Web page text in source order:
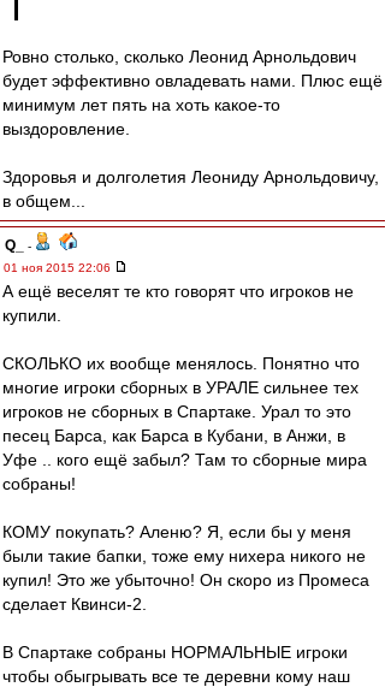
Ровно столько, сколько Леонид Арнольдович
будет эффективно овладевать нами. Плюс ещё
минимум лет пять на хоть какое-то
выздоровление.
Здоровья и долголетия Леониду Арнольдовичу,
в общем...
Q_
-
01 ноя 2015 22:06
А ещё веселят те кто говорят что игроков не
купили.
СКОЛЬКО их вообще менялось. Понятно что
многие игроки сборных в УРАЛЕ сильнее тех
игроков не сборных в Спартаке. Урал то это
песец Барса, как Барса в Кубани, в Анжи, в
Уфе .. кого ещё забыл? Там то сборные мира
собраны!
КОМУ покупать? Аленю? Я, если бы у меня
были такие бапки, тоже ему нихера никого не
купил! Это же убыточно! Он скоро из Промеса
сделает Квинси-2.
В Спартаке собраны НОРМАЛЬНЫЕ игроки
чтобы обыгрывать все те деревни кому наш